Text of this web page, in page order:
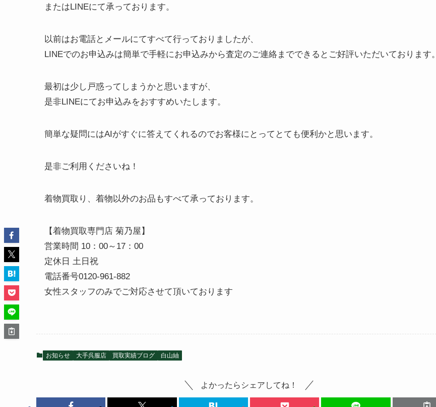
またはLINEにて承っております。
以前はお電話とメールにてすべて行っておりましたが、
LINEでのお申込みは簡単で手軽にお申込みから査定のご連絡までできるとご好評いただいております。
最初は少し戸惑ってしまうかと思いますが、
是非LINEにてお申込みをおすすめいたします。
簡単な疑問にはAIがすぐに答えてくれるのでお客様にとってとても便利かと思います。
是非ご利用くださいね！
着物買取り、着物以外のお品もすべて承っております。
【着物買取専門店 菊乃屋】
営業時間 10：00～17：00
定休日 土日祝
電話番号0120-961-882
女性スタッフのみでご対応させて頂いております
お知らせ 大手呉服店 買取実績ブログ 白山紬
よかったらシェアしてね！